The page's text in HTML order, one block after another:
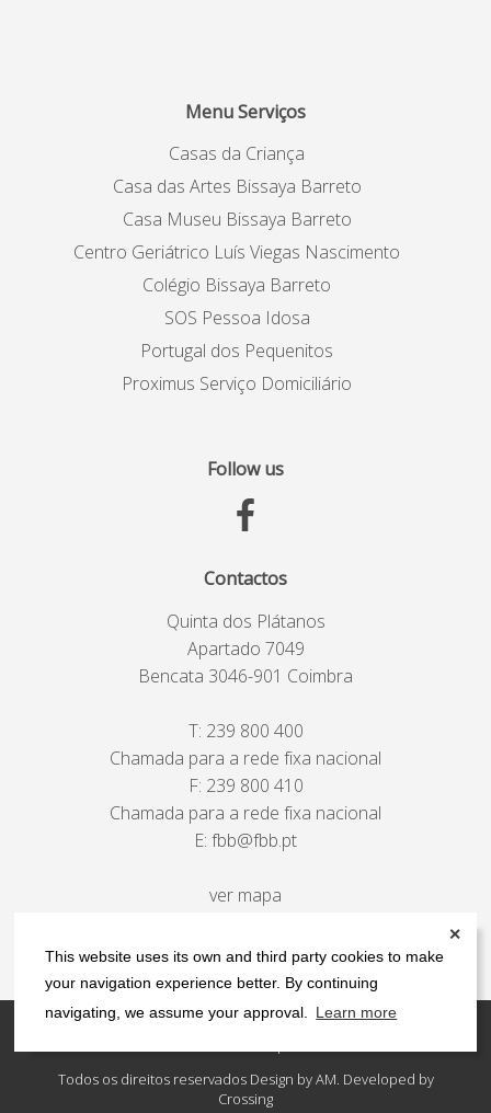
This website uses its own and third party cookies to make
your navigation experience better. By continuing
navigating, we assume your approval.
Learn more
✕
Menu Serviços
Casas da Criança
Casa das Artes Bissaya Barreto
Casa Museu Bissaya Barreto
Centro Geriátrico Luís Viegas Nascimento
Colégio Bissaya Barreto
SOS Pessoa Idosa
Portugal dos Pequenitos
Proximus Serviço Domiciliário
Follow us
Contactos
Quinta dos Plátanos
Apartado 7049
Bencata 3046-901 Coimbra
T: 239 800 400
Chamada para a rede fixa nacional
F: 239 800 410
Chamada para a rede fixa nacional
E: fbb@fbb.pt
ver mapa
Todos os direitos reservados Design by AM. Developed by
Crossing